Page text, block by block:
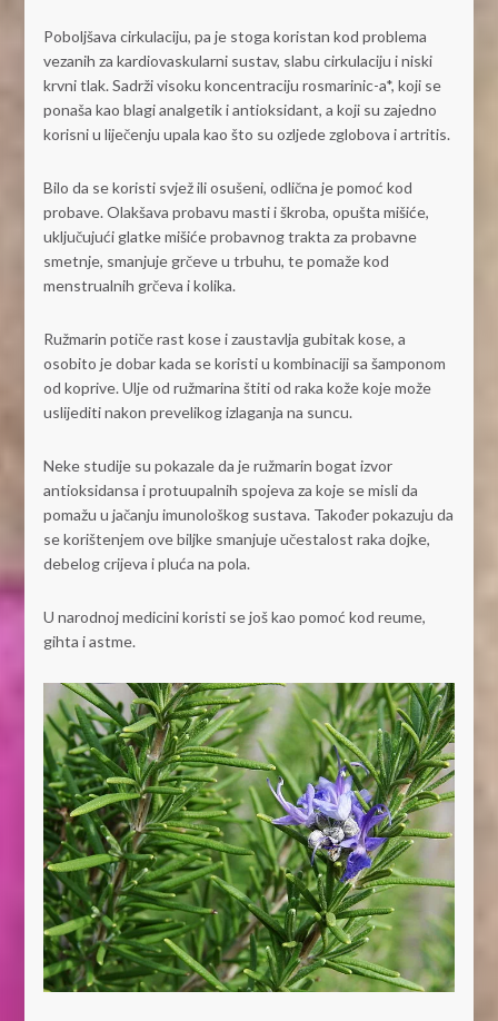
Poboljšava cirkulaciju, pa je stoga koristan kod problema
vezanih za kardiovaskularni sustav, slabu cirkulaciju i niski
krvni tlak. Sadrži visoku koncentraciju rosmarinic-a*, koji se
ponaša kao blagi analgetik i antioksidant, a koji su zajedno
korisni u liječenju upala kao što su ozljede zglobova i artritis.
Bilo da se koristi svjež ili osušeni, odlična je pomoć kod
probave. Olakšava probavu masti i škroba, opušta mišiće,
uključujući glatke mišiće probavnog trakta za probavne
smetnje, smanjuje grčeve u trbuhu, te pomaže kod
menstrualnih grčeva i kolika.
Ružmarin potiče rast kose i zaustavlja gubitak kose, a
osobito je dobar kada se koristi u kombinaciji sa šamponom
od koprive. Ulje od ružmarina štiti od raka kože koje može
uslijediti nakon prevelikog izlaganja na suncu.
Neke studije su pokazale da je ružmarin bogat izvor
antioksidansa i protuupalnih spojeva za koje se misli da
pomažu u jačanju imunološkog sustava. Također pokazuju da
se korištenjem ove biljke smanjuje učestalost raka dojke,
debelog crijeva i pluća na pola.
U narodnoj medicini koristi se još kao pomoć kod reume,
gihta i astme.